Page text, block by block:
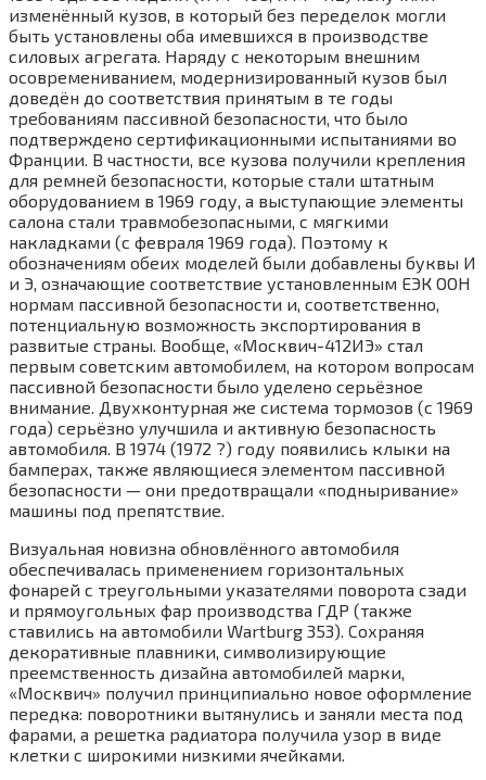
изменённый кузов, в который без переделок могли
быть установлены оба имевшихся в производстве
силовых агрегата. Наряду с некоторым внешним
осовремениванием, модернизированный кузов был
доведён до соответствия принятым в те годы
требованиям пассивной безопасности, что было
подтверждено сертификационными испытаниями во
Франции. В частности, все кузова получили крепления
для ремней безопасности, которые стали штатным
оборудованием в 1969 году, а выступающие элементы
салона стали травмобезопасными, с мягкими
накладками (с февраля 1969 года). Поэтому к
обозначениям обеих моделей были добавлены буквы И
и Э, означающие соответствие установленным ЕЭК ООН
нормам пассивной безопасности и, соответственно,
потенциальную возможность экспортирования в
развитые страны. Вообще, «Москвич-412ИЭ» стал
первым советским автомобилем, на котором вопросам
пассивной безопасности было уделено серьёзное
внимание. Двухконтурная же система тормозов (с 1969
года) серьёзно улучшила и активную безопасность
автомобиля. В 1974 (1972 ?) году появились клыки на
бамперах, также являющиеся элементом пассивной
безопасности — они предотвращали «подныривание»
машины под препятствие.
Визуальная новизна обновлённого автомобиля
обеспечивалась применением горизонтальных
фонарей с треугольными указателями поворота сзади
и прямоугольных фар производства ГДР (также
ставились на автомобили Wartburg 353). Сохраняя
декоративные плавники, символизирующие
преемственность дизайна автомобилей марки,
«Москвич» получил принципиально новое оформление
передка: поворотники вытянулись и заняли места под
фарами, а решетка радиатора получила узор в виде
клетки с широкими низкими ячейками.